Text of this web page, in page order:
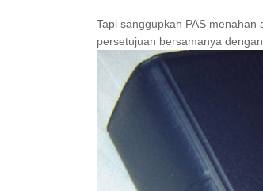
Tapi sanggupkah PAS
persetujuan bersamanya